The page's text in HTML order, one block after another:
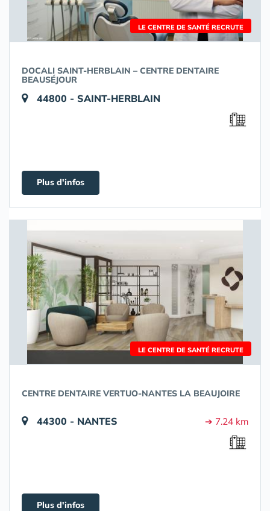
LE CENTRE DE SANTÉ RECRUTE
DOCALI SAINT-HERBLAIN – CENTRE DENTAIRE
BEAUSÉJOUR
44800 - SAINT-HERBLAIN
Plus d'infos
LE CENTRE DE SANTÉ RECRUTE
CENTRE DENTAIRE VERTUO-NANTES LA BEAUJOIRE
44300 - NANTES ➔ 7.24 km
Plus d'infos